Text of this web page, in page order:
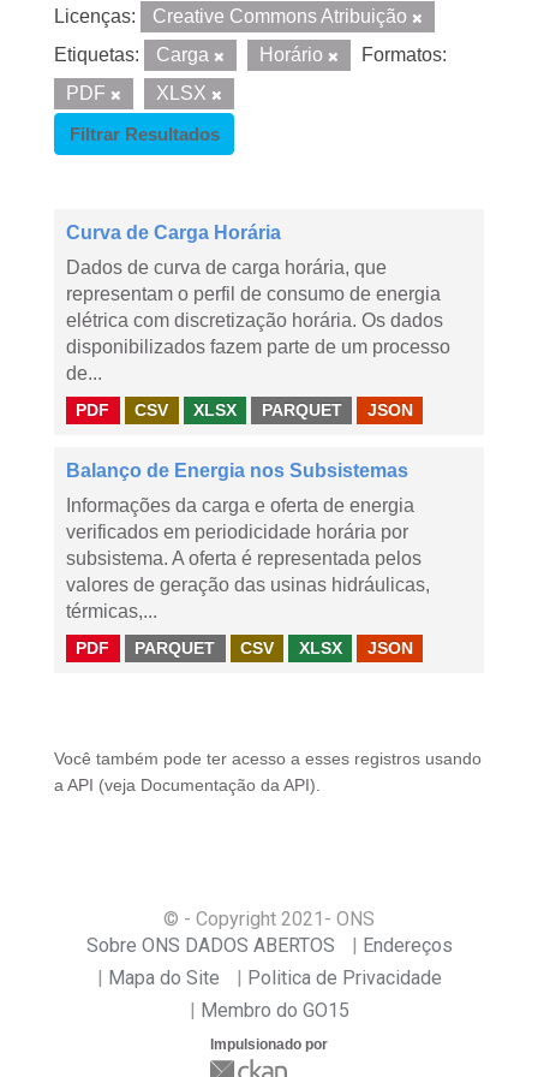
Licenças:
Creative Commons Atribuição
Etiquetas:
Carga Horário
Formatos:
PDF
XLSX
Filtrar Resultados
Curva de Carga Horária
Dados de curva de carga horária, que
representam o perfil de consumo de energia
elétrica com discretização horária. Os dados
disponibilizados fazem parte de um processo
de...
PDF CSV XLSX PARQUET JSON
Balanço de Energia nos Subsistemas
Informações da carga e oferta de energia
verificados em periodicidade horária por
subsistema. A oferta é representada pelos
valores de geração das usinas hidráulicas,
térmicas,...
PDF PARQUET CSV XLSX JSON
Você também pode ter acesso a esses registros usando
a API (veja Documentação da API ).
© - Copyright 2021 - ONS
Sobre ONS DADOS ABERTOS
Endereços
Mapa do Site
Politica de Privacidade
Membro do GO15
Impulsionado por